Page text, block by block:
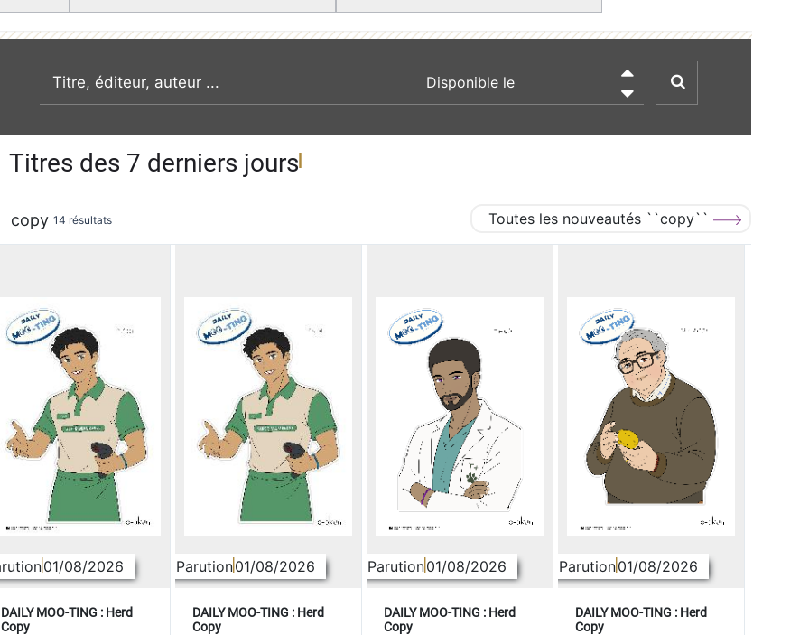
recherche par mot clé

Titres des 7 derniers jours
copy 14 résultats Toutes les nouveautés ``copy``
01/08/2026
DAILY MOO-TING : Herd
Copy
Parution01/08/2026
DAILY MOO-TING : Herd
Copy
Parution01/08/2026
DAILY MOO-TING : Herd
Copy
Parution01/08/2026
DAILY MOO-TING : Herd
Copy